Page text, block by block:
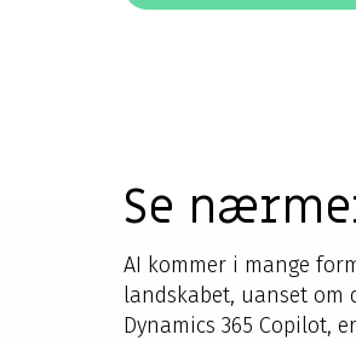
Se
AI kommer i mange
landskabet, uanset om
Dynamics 365 Copilot,